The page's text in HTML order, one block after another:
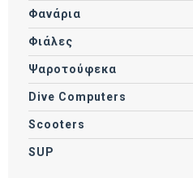
Φανάρια
Φιάλες
Ψαροτούφεκα
Dive Computers
Scooters
SUP